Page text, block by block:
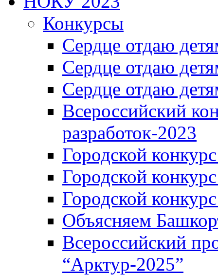
Конкурсы
Сердце отдаю
Сердце отдаю
Сердце отдаю
Всероссийский
разработок-2023
Городской
Городской
Городской
Объясняем
Всероссийский
“Арктур-2025”